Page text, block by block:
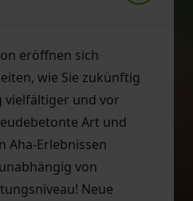
eröffnen sich
wie Sie zukünftig
vielfältiger und vor
Art und
Aha-Erlebnissen
von
Neue